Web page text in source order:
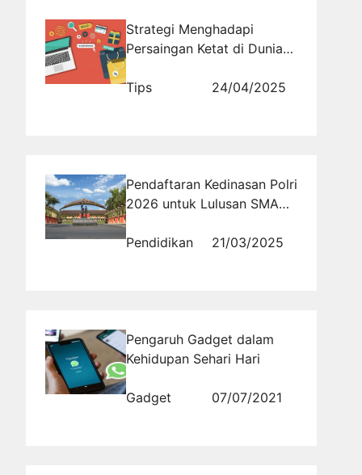
Strategi Menghadapi
Persaingan Ketat di Dunia
Tips
24/04/2025
Pendaftaran Kedinasan Polri
2026 untuk Lulusan SMA
Tantangan
Pendidikan 21/03/2025
Pengaruh Gadget dalam
Kehidupan Sehari Hari
Gadget 07/07/2021